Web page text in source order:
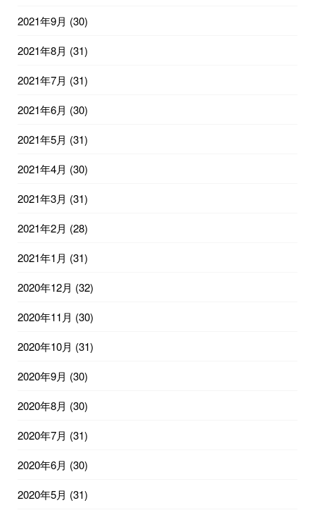
2021年9月 (30)
2021年8月 (31)
2021年7月 (31)
2021年6月 (30)
2021年5月 (31)
2021年4月 (30)
2021年3月 (31)
2021年2月 (28)
2021年1月 (31)
2020年12月 (32)
2020年11月 (30)
2020年10月 (31)
2020年9月 (30)
2020年8月 (30)
2020年7月 (31)
2020年6月 (30)
2020年5月 (31)